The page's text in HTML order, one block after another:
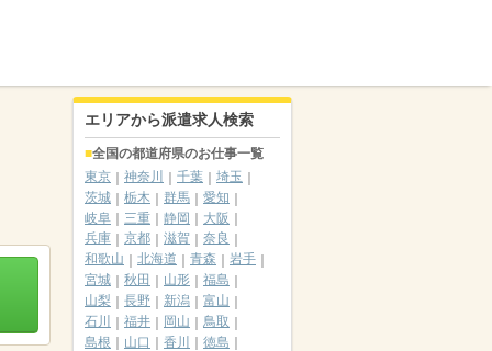
エリアから派遣求人検索
全国の都道府県のお仕事一覧
東京
神奈川 千葉
埼玉
茨城
栃木 群馬
愛知
岐阜
三重 静岡
大阪
兵庫
京都 滋賀
奈良
和歌山
北海道 青森
岩手
宮城
秋田 山形
福島
山梨
長野 新潟
富山
石川
福井 岡山
鳥取
島根
山口 香川
徳島